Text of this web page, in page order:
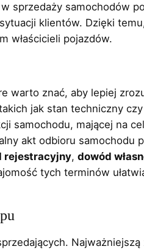
sprzedaży samochodów
klientów. Dzięki
właścicieli pojazdów.
warto znać, aby lepiej
jak stan techniczny
samochodu, mającej na
akt odbioru samochodu
rejestracyjny, dowód
tych terminów